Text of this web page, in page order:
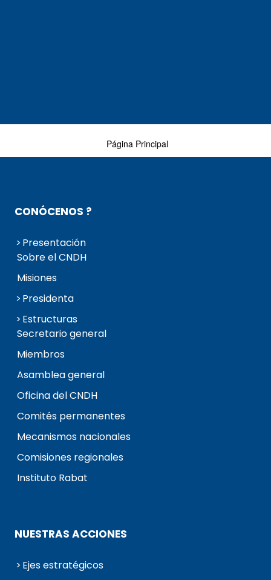
Página Principal
CONÓCENOS ?
Presentación
Sobre el CNDH
Misiones
Presidenta
Estructuras
Secretario general
Miembros
Asamblea general
Oficina del CNDH
Comités permanentes
Mecanismos nacionales
Comisiones regionales
Instituto Rabat
NUESTRAS ACCIONES
Ejes estratégicos